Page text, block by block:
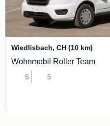
Wiedlisbach, CH (10 km)
Wohnmobil Roller Team
5 5